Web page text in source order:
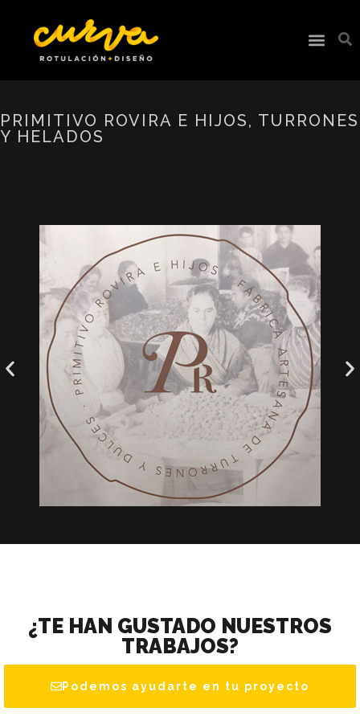
PRIMITIVO ROVIRA E HIJOS, TURRONES
Y HELADOS
¿TE HAN GUSTADO NUESTROS
TRABAJOS?
Podemos ayudarte en tu proyecto